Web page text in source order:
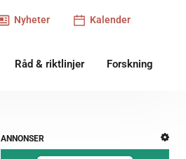
Nyheter Kalender
Råd & riktlinjer Forskning
ANNONSER